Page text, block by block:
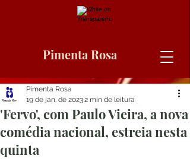
Pimenta Rosa
'Fervo', com Paulo Vieira, a nova
comédia nacional, estreia nesta
quinta
Pimenta Rosa
19 de jan. de 20232 min de leitura